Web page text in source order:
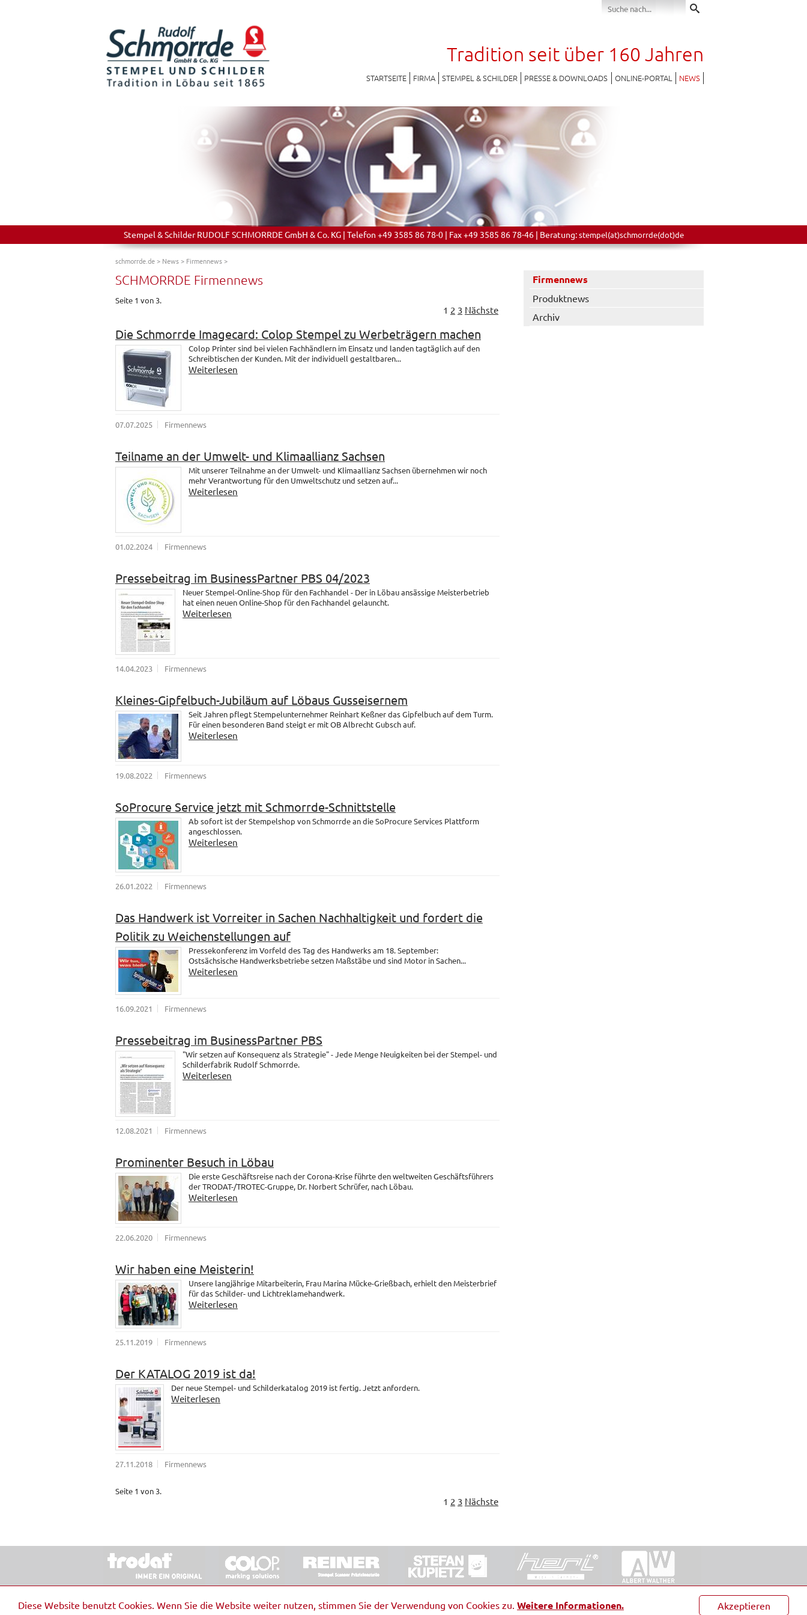
Akzeptieren
Diese Website benutzt Cookies. Wenn Sie die Website weiter nutzen, stimmen Sie der Verwendung von Cookies zu. Weitere Informationen.
Tradition seit über 160 Jahren
STARTSEITE FIRMA STEMPEL & SCHILDER PRESSE & DOWNLOADS ONLINE-PORTAL NEWS
Stempel & Schilder RUDOLF SCHMORRDE GmbH & Co. KG | Telefon +49 3585 86 78-0 | Fax +49 3585 86 78-46 | Beratung:stempel(at)schmorrde(dot)de
schmorrde.de> News> Firmennews>
SCHMORRDE Firmennews
Seite 1 von 3.
1 2 3 Nächste
Die Schmorrde Imagecard: Colop Stempel zu Werbeträgern machen
Colop Printer sind bei vielen Fachhändlern im Einsatz und landen tagtäglich auf den
Schreibtischen der Kunden. Mit der individuell gestaltbaren...
Weiterlesen
07.07.2025 Firmennews
Teilname an der Umwelt- und Klimaallianz Sachsen
Mit unserer Teilnahme an der Umwelt- und Klimaallianz Sachsen übernehmen wir noch
mehr Verantwortung für den Umweltschutz und setzen auf...
Weiterlesen
01.02.2024 Firmennews
Pressebeitrag im BusinessPartner PBS 04/2023
Neuer Stempel-Online-Shop für den Fachhandel - Der in Löbau ansässige Meisterbetrieb
hat einen neuen Online-Shop für den Fachhandel gelauncht.
Weiterlesen
14.04.2023 Firmennews
Kleines-Gipfelbuch-Jubiläum auf Löbaus Gusseisernem
Seit Jahren pflegt Stempelunternehmer Reinhart Keßner das Gipfelbuch auf dem Turm.
Für einen besonderen Band steigt er mit OB Albrecht Gubsch auf.
Weiterlesen
19.08.2022 Firmennews
SoProcure Service jetzt mit Schmorrde-Schnittstelle
Ab sofort ist der Stempelshop von Schmorrde an die SoProcure Services Plattform
angeschlossen.
Weiterlesen
26.01.2022 Firmennews
Das Handwerk ist Vorreiter in Sachen Nachhaltigkeit und fordert die
Politik zu Weichenstellungen auf
Pressekonferenz im Vorfeld des Tag des Handwerks am 18. September:
Ostsächsische Handwerksbetriebe setzen Maßstäbe und sind Motor in Sachen...
Weiterlesen
16.09.2021 Firmennews
Pressebeitrag im BusinessPartner PBS
"Wir setzen auf Konsequenz als Strategie" - Jede Menge Neuigkeiten bei der Stempel- und
Schilderfabrik Rudolf Schmorrde.
Weiterlesen
12.08.2021 Firmennews
Prominenter Besuch in Löbau
Die erste Geschäftsreise nach der Corona-Krise führte den weltweiten Geschäftsführers
der TRODAT-/TROTEC-Gruppe, Dr. Norbert Schrüfer, nach Löbau.
Weiterlesen
22.06.2020 Firmennews
Wir haben eine Meisterin!
Unsere langjährige Mitarbeiterin, Frau Marina Mücke-Grießbach, erhielt den Meisterbrief
für das Schilder- und Lichtreklamehandwerk.
Weiterlesen
25.11.2019 Firmennews
Der KATALOG 2019 ist da!
Der neue Stempel- und Schilderkatalog 2019 ist fertig. Jetzt anfordern.
Weiterlesen
27.11.2018 Firmennews
Seite 1 von 3.
1 2 3 Nächste
Firmennews
Produktnews
Archiv
© 2026 Stempel & Schilder RUDOLF SCHMORRDE GmbH & Co. KG Impressum Barrierefreiheit Kontakt Datenschutz